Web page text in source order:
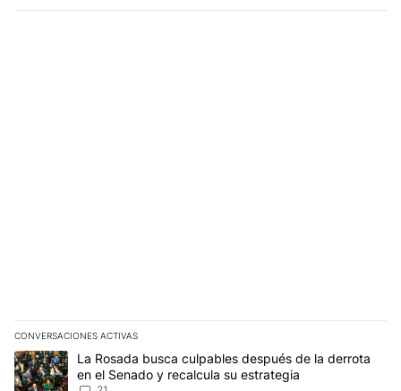
CONVERSACIONES ACTIVAS
Este listado muestra los artículos con más comentarios en los
Un artículo de tendencia con el título "La Rosada busca
La Rosada busca culpables después de la derrota
en el Senado y recalcula su estrategia